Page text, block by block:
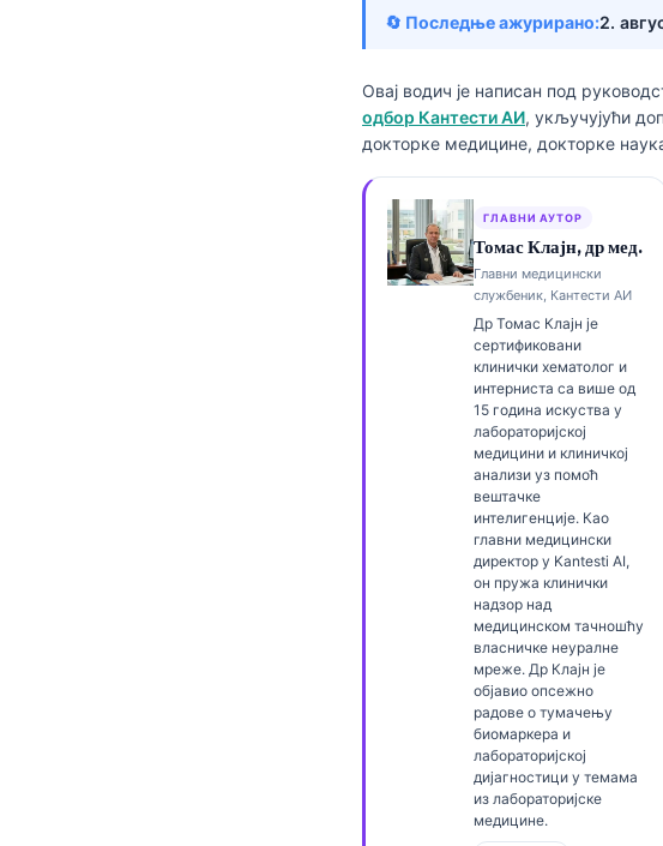
🔄 Последње ажурирано:2.
Овај водич је написан под
одбор Кантести АИ, укључујући
докторке медицине, докторке
ГЛАВНИ АУТОР
Томас Клајн, др мед.
Главни медицински
службеник, Кантести АИ
Др Томас Клајн је
сертификовани
клинички хематолог и
интерниста са више од
15 година искуства у
лабораторијској
медицини и клиничкој
анализи уз помоћ
вештачке
интелигенције. Као
главни медицински
директор у Kantesti AI,
он пружа клинички
надзор над
медицинском тачношћу
власничке неуралне
мреже. Др Клајн је
објавио опсежно
радове о тумачењу
биомаркера и
лабораторијској
дијагностици у темама
из лабораторијске
медицине.